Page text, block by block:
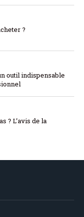
?
outil indispensable
? L’avis de la